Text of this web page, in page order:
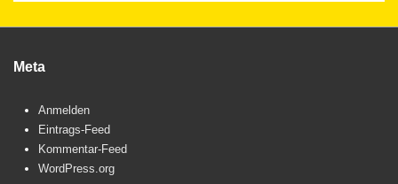
Meta
Anmelden
Eintrags-Feed
Kommentar-Feed
WordPress.org